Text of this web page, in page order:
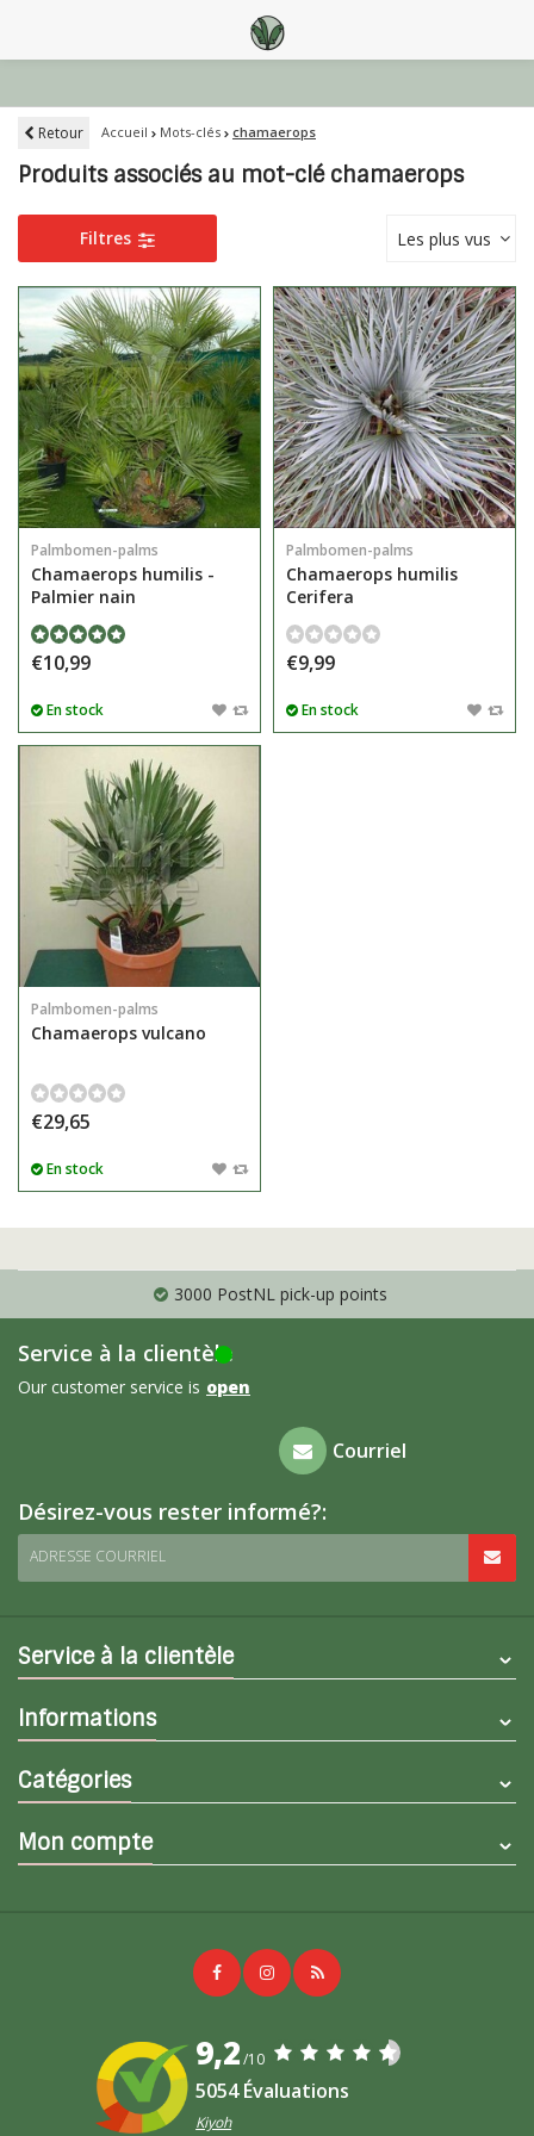
Retour Accueil Mots-clés chamaerops
Produits associés au mot-clé chamaerops
Filtres Les plus vus
Palmbomen-palms
Chamaerops humilis -
Palmier nain
€10,99
En stock
Palmbomen-palms
Chamaerops humilis
Cerifera
€9,99
En stock
Palmbomen-palms
Chamaerops vulcano
€29,65
En stock
3000 PostNL pick-up points
Service à la clientèle
Our customer service is open
Foire aux
questions
Courriel
Désirez-vous rester informé?:
ADRESSE COURRIEL
Service à la clientèle
Informations
Catégories
Mon compte
9,2/10
5054 Évaluations
Kiyoh